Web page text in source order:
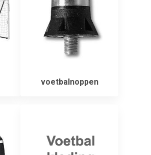
voetbalnoppen